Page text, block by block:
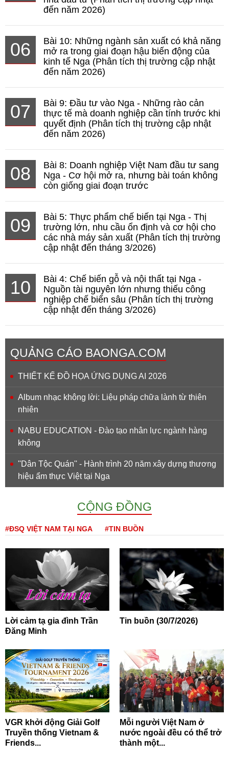
đến năm 2026)
06
Bài 10: Những ngành sản xuất có khả năng
mở ra trong giai đoạn hậu biến động của
kinh tế Nga (Phân tích thị trường cập nhật
đến năm 2026)
07
Bài 9: Đầu tư vào Nga - Những rào cản
thực tế mà doanh nghiệp cần tính trước khi
quyết định (Phân tích thị trường cập nhật
đến năm 2026)
08
Bài 8: Doanh nghiệp Việt Nam đầu tư sang
Nga - Cơ hội mở ra, nhưng bài toán không
còn giống giai đoạn trước
09
Bài 5: Thực phẩm chế biến tại Nga - Thị
trường lớn, nhu cầu ổn định và cơ hội cho
các nhà máy sản xuất (Phân tích thị trường
cập nhật đến tháng 3/2026)
10
Bài 4: Chế biến gỗ và nội thất tại Nga -
Nguồn tài nguyên lớn nhưng thiếu công
nghiệp chế biến sâu (Phân tích thị trường
cập nhật đến tháng 3/2026)
QUẢNG CÁO BAONGA.COM
THIẾT KẾ ĐỒ HỌA ỨNG DỤNG AI 2026
Album nhạc không lời: Liệu pháp chữa lành từ thiên
nhiên
NABU EDUCATION - Đào tạo nhân lực ngành hàng
không
''Dân Tộc Quán'' - Hành trình 20 năm xây dựng thương
hiệu ẩm thực Việt tại Nga
CỘNG ĐỒNG
#ĐSQ VIỆT NAM TẠI NGA #TIN BUỒN
Lời cảm tạ gia đình Trần
Đăng Minh
Tin buồn (30/7/2026)
VGR khởi động Giải Golf
Truyền thống Vietnam &
Friends...
Mỗi người Việt Nam ở
nước ngoài đều có thể trở
thành một...